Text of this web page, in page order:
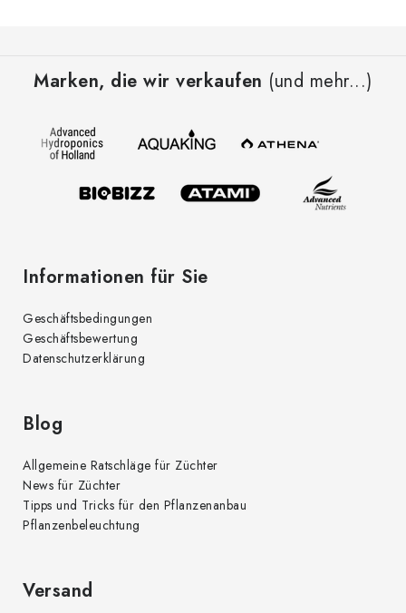
Marken, die wir verkaufen (und mehr...)
Informationen für Sie
Geschäftsbedingungen
Geschäftsbewertung
Datenschutzerklärung
Blog
Allgemeine Ratschläge für Züchter
News für Züchter
Tipps und Tricks für den Pflanzenanbau
Pflanzenbeleuchtung
Versand